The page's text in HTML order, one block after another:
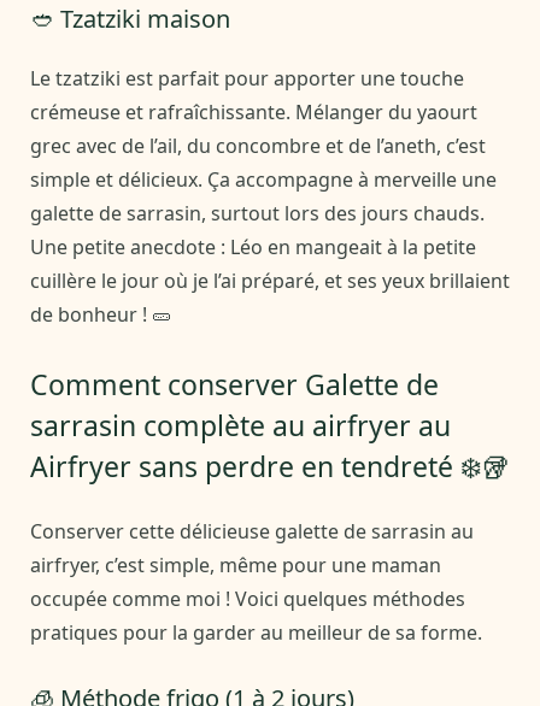
🥙 Tzatziki maison
Le tzatziki est parfait pour apporter une touche
crémeuse et rafraîchissante. Mélanger du yaourt
grec avec de l’ail, du concombre et de l’aneth, c’est
simple et délicieux. Ça accompagne à merveille une
galette de sarrasin, surtout lors des jours chauds.
Une petite anecdote : Léo en mangeait à la petite
cuillère le jour où je l’ai préparé, et ses yeux brillaient
de bonheur ! 🥒
Comment conserver Galette de
sarrasin complète au airfryer au
Airfryer sans perdre en tendreté ❄️🥡
Conserver cette délicieuse galette de sarrasin au
airfryer, c’est simple, même pour une maman
occupée comme moi ! Voici quelques méthodes
pratiques pour la garder au meilleur de sa forme.
🧊 Méthode frigo (1 à 2 jours)